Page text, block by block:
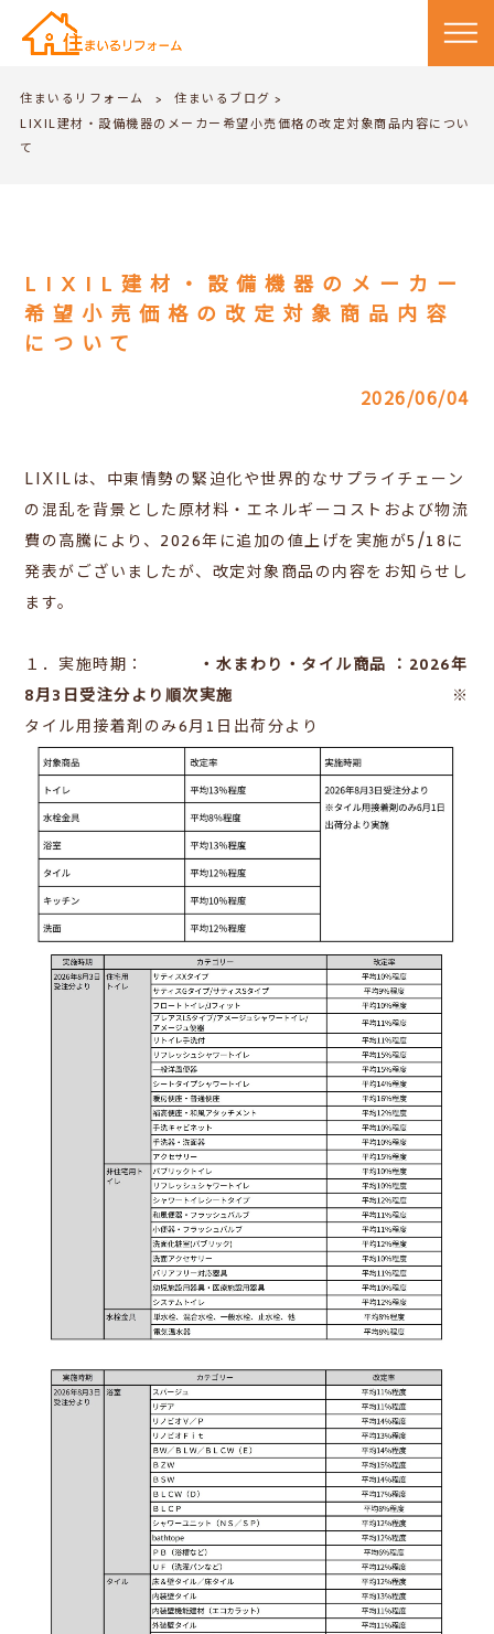
住まいるリフォーム > 住まいるブログ >
LIXIL建材・設備機器のメーカー希望小売価格の改定対象商品内容につい
て
LIXIL建材・設備機器のメーカー
希望小売価格の改定対象商品内容
について
2026/06/04
LIXILは、中東情勢の緊迫化や世界的なサプライチェーン
の混乱を背景とした原材料・エネルギーコストおよび物流
費の高騰により、2026年に追加の値上げを実施が5/18に
発表がございましたが、改定対象商品の内容をお知らせし
ます。
１．実施時期：
・水まわり・タイル商品 ：2026年
8月3日受注分より順次実施
※
タイル用接着剤のみ6月1日出荷分より